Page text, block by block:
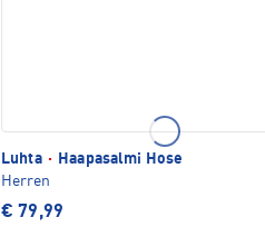
Luhta ·
Haapasalmi Hose
Herren
€ 79,99